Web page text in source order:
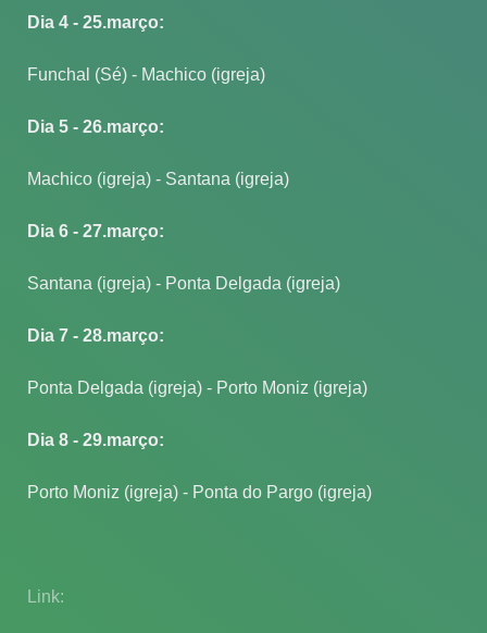
Dia 4 - 25.março:
Funchal (Sé) - Machico (igreja)
Dia 5 - 26.março:
Machico (igreja) - Santana (igreja)
Dia 6 - 27.março:
Santana (igreja) - Ponta Delgada (igreja)
Dia 7 - 28.março:
Ponta Delgada (igreja) - Porto Moniz (igreja)
Dia 8 - 29.março:
Porto Moniz (igreja) - Ponta do Pargo (igreja)
Link: